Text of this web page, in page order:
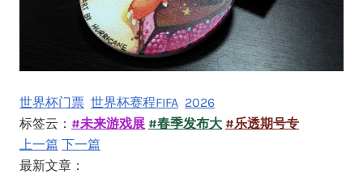
世界杯门票 世界杯赛程FIFA 2026
标签云： #未来游戏展 #春季发布大 #乐透期号专
上一篇 下一篇
最新文章：